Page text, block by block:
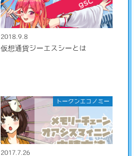
2018.9.8
仮想通貨ジーエスシーとは
トークンエコノミー
2017.7.26